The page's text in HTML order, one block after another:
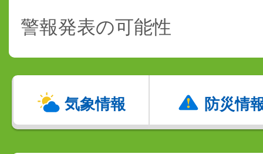
警報発表の可能性
気象情報 防災情